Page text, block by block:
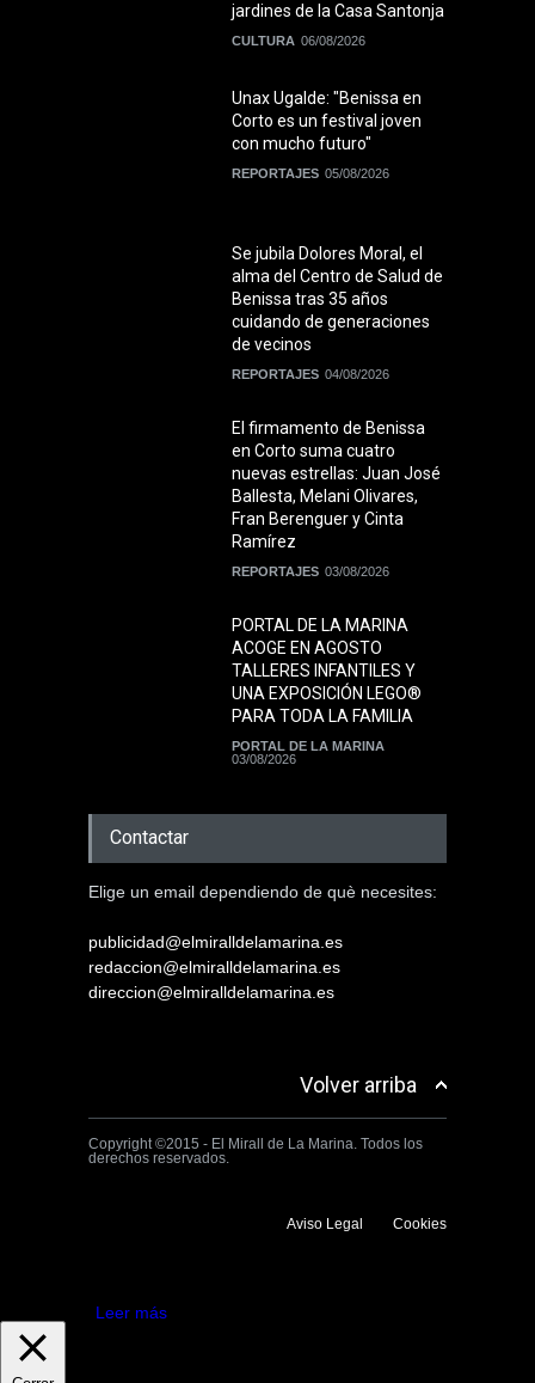
jardines de la Casa Santonja
CULTURA 06/08/2026
Unax Ugalde: "Benissa en
Corto es un festival joven
con mucho futuro"
REPORTAJES 05/08/2026
Se jubila Dolores Moral, el
alma del Centro de Salud de
Benissa tras 35 años
cuidando de generaciones
de vecinos
REPORTAJES 04/08/2026
El firmamento de Benissa
en Corto suma cuatro
nuevas estrellas: Juan José
Ballesta, Melani Olivares,
Fran Berenguer y Cinta
Ramírez
REPORTAJES 03/08/2026
PORTAL DE LA MARINA
ACOGE EN AGOSTO
TALLERES INFANTILES Y
UNA EXPOSICIÓN LEGO®
PARA TODA LA FAMILIA
PORTAL DE LA MARINA
03/08/2026
Contactar
Elige un email dependiendo de què necesites:
publicidad@elmiralldelamarina.es
redaccion@elmiralldelamarina.es
direccion@elmiralldelamarina.es
Volver arriba
Copyright ©2015 - El Mirall de La Marina. Todos los
derechos reservados.
Aviso Legal Cookies
Leer más